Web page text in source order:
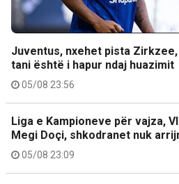
Juventus, nxehet pista
tani është i hapur ndaj huazimit
05/08 23:56
Liga e Kampioneve për vajza,
Megi Doçi, shkodranet nuk
05/08 23:09